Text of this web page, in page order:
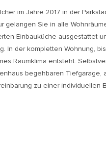
im Jahre 2017 in der
gelangen Sie in alle
Einbauküche ausgestattet
In der kompletten Wohnung,
Raumklima entsteht.
begehbaren
zu einer individuellen